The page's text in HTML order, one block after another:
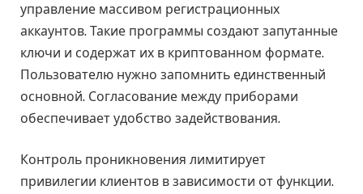
управление массивом регистрационных
аккаунтов. Такие программы создают запутанные
ключи и содержат их в криптованном формате.
Пользователю нужно запомнить единственный
основной. Согласование между приборами
обеспечивает удобство задействования.
Контроль проникновения лимитирует
привилегии клиентов в зависимости от функции.